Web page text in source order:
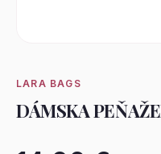
LARA BAGS
DÁMSKA